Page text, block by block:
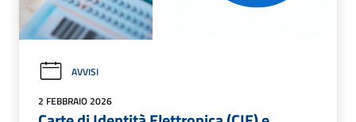
AVVISI
2 FEBBRAIO 2026